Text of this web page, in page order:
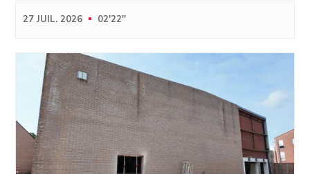
27 JUIL. 2026 02'22''